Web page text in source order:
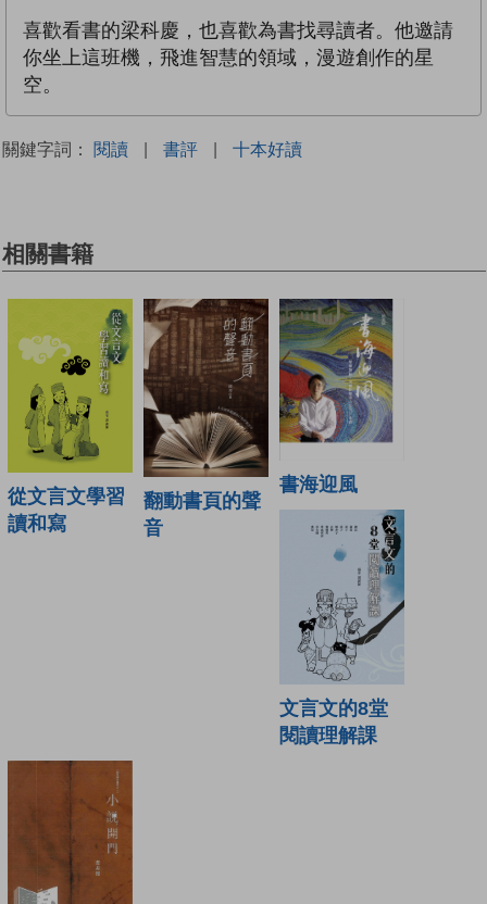
喜歡看書的梁科慶，也喜歡為書找尋讀者。他邀請
你坐上這班機，飛進智慧的領域，漫遊創作的星
空。
關鍵字詞： 閱讀 | 書評 | 十本好讀
相關書籍
從文言文學習
讀和寫
翻動書頁的聲
音
書海迎風
文言文的8堂
閱讀理解課